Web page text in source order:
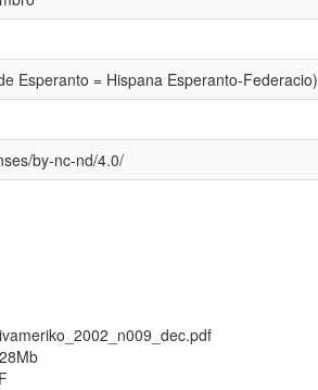
Esperanto = Hispana Esperanto-Federacio)
by-nc-nd/4.0/